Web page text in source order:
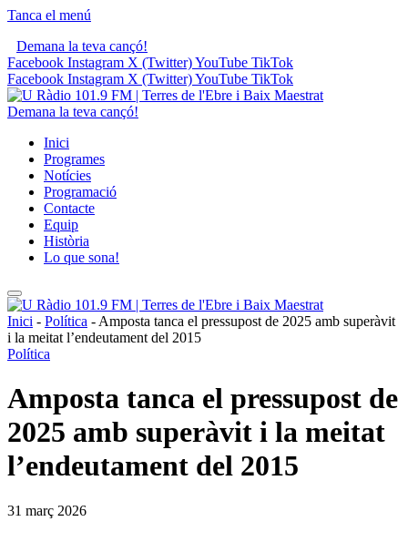
Tanca el menú
Demana la teva cançó!
Facebook Instagram X (Twitter)YouTube TikTok
Facebook Instagram X (Twitter)YouTube TikTok
Demana la teva cançó!
Inici
Programes
Notícies
Programació
Contacte
Equip
Història
Lo que sona!
Inici - Política - Amposta tanca el pressupost de 2025 amb superàvit
i la meitat l’endeutament del 2015
Política
Amposta tanca el pressupost de
2025 amb superàvit i la meitat
l’endeutament del 2015
31 març 2026